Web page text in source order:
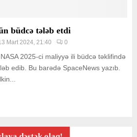
büdcə tələb etdi
Mart 2024, 21:40 0
2025-ci maliyyə ili büdcə təklifində
edib. Bu barədə SpaceNews yazıb.